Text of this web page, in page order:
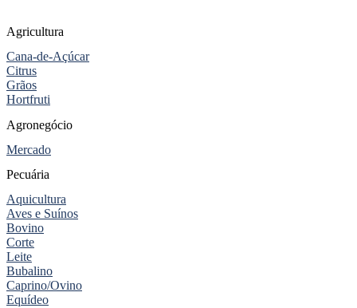
Agricultura
Cana-de-Açúcar
Citrus
Grãos
Hortfruti
Agronegócio
Mercado
Pecuária
Aquicultura
Aves e Suínos
Bovino
Corte
Leite
Bubalino
Caprino/Ovino
Equídeo